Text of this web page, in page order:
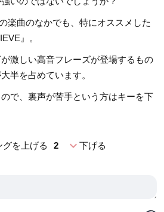
楽曲のなかでも、特にオススメした
』。
激しい高音フレーズが登場するもの
半を占めています。
で、裏声が苦手という方はキーを下
グを上げる 2 expand_more下げる